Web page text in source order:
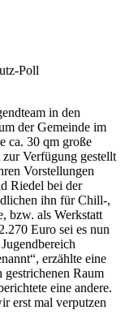
Poll
in den
der Gemeinde im
ca. 30 qm große
zur Verfügung gestellt
Vorstellungen
Riedel bei der
ihn für Chill-,
bzw. als Werkstatt
Euro sei es nun
erzählte eine
gestrichenen Raum
eine andere.
erst mal verputzen